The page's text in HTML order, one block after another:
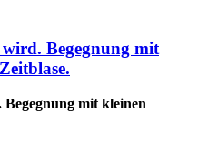
wird. Begegnung mit
Begegnung mit kleinen